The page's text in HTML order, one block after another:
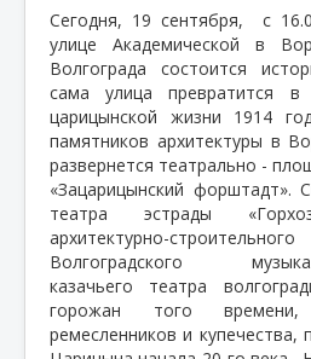
Сегодня, 19 сентября,
с
улице Академической в
Волгограда состоится
сама улица превратится в
царицынской жизни 1914
памятников архитектуры в
развернется театрально -
«Зацарицынский форштадт».
театра эстрады
архитектурно-
Волгоградского
казачьего театра
горожан того
ремесленников и купечества,